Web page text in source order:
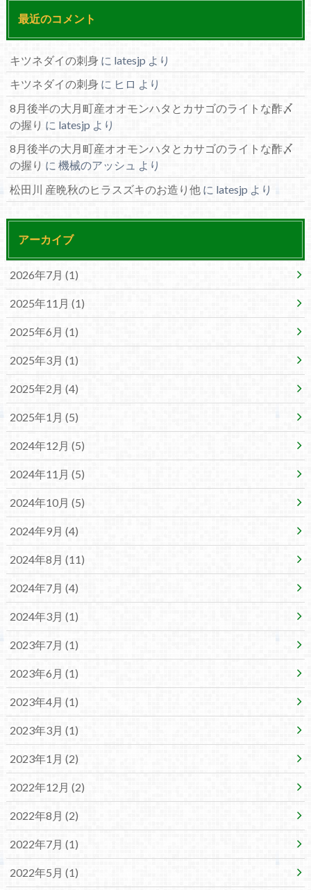
最近のコメント
キツネダイの刺身 に latesjp より
キツネダイの刺身 に ヒロ より
8月後半の大月町産オオモンハタとカサゴのライトな酢〆
の握り に latesjp より
8月後半の大月町産オオモンハタとカサゴのライトな酢〆
の握り に 機械のアッシュ より
松田川 産晩秋のヒラスズキのお造り他に latesjp より
アーカイブ
2026年7月 (1)
2025年11月 (1)
2025年6月 (1)
2025年3月 (1)
2025年2月 (4)
2025年1月 (5)
2024年12月 (5)
2024年11月 (5)
2024年10月 (5)
2024年9月 (4)
2024年8月 (11)
2024年7月 (4)
2024年3月 (1)
2023年7月 (1)
2023年6月 (1)
2023年4月 (1)
2023年3月 (1)
2023年1月 (2)
2022年12月 (2)
2022年8月 (2)
2022年7月 (1)
2022年5月 (1)